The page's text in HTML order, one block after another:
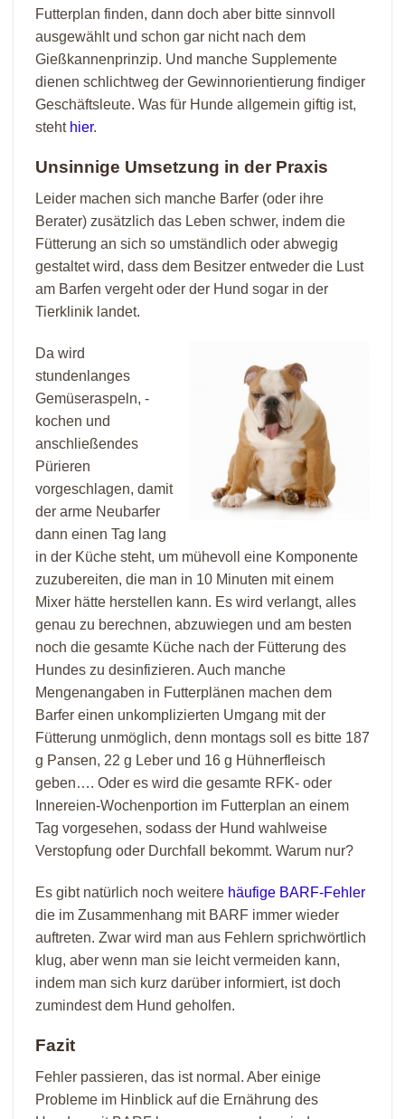
Futterplan finden, dann doch aber bitte sinnvoll
ausgewählt und schon gar nicht nach dem
Gießkannenprinzip. Und manche Supplemente
dienen schlichtweg der Gewinnorientierung findiger
Geschäftsleute. Was für Hunde allgemein giftig ist,
steht hier.
Unsinnige Umsetzung in der Praxis
Leider machen sich manche Barfer (oder ihre
Berater) zusätzlich das Leben schwer, indem die
Fütterung an sich so umständlich oder abwegig
gestaltet wird, dass dem Besitzer entweder die Lust
am Barfen vergeht oder der Hund sogar in der
Tierklinik landet.
Da wird
stundenlanges
Gemüseraspeln, -
kochen und
anschließendes
Pürieren
vorgeschlagen, damit
der arme Neubarfer
dann einen Tag lang
in der Küche steht, um mühevoll eine Komponente
zuzubereiten, die man in 10 Minuten mit einem
Mixer hätte herstellen kann. Es wird verlangt, alles
genau zu berechnen, abzuwiegen und am besten
noch die gesamte Küche nach der Fütterung des
Hundes zu desinfizieren. Auch manche
Mengenangaben in Futterplänen machen dem
Barfer einen unkomplizierten Umgang mit der
Fütterung unmöglich, denn montags soll es bitte 187
g Pansen, 22 g Leber und 16 g Hühnerfleisch
geben…. Oder es wird die gesamte RFK- oder
Innereien-Wochenportion im Futterplan an einem
Tag vorgesehen, sodass der Hund wahlweise
Verstopfung oder Durchfall bekommt. Warum nur?
Es gibt natürlich noch weitere häufige BARF-Fehler
die im Zusammenhang mit BARF immer wieder
auftreten. Zwar wird man aus Fehlern sprichwörtlich
klug, aber wenn man sie leicht vermeiden kann,
indem man sich kurz darüber informiert, ist doch
zumindest dem Hund geholfen.
Fazit
Fehler passieren, das ist normal. Aber einige
Probleme im Hinblick auf die Ernährung des